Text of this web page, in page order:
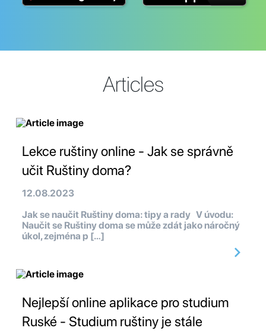
Articles
Lekce ruštiny online - Jak se správně
učit Ruštiny doma?
12.08.2023
Jak se naučit Ruštiny doma: tipy a rady V úvodu:
Naučit se Ruštiny doma se může zdát jako náročný
úkol, zejména p […]
Nejlepší online aplikace pro studium
Ruské - Studium ruštiny je stále